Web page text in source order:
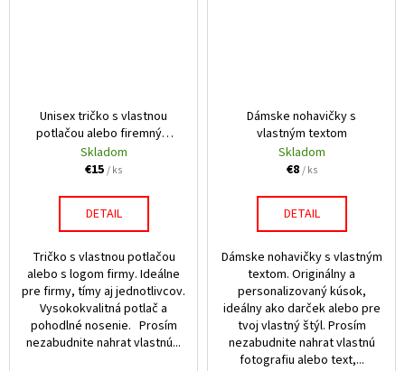
Unisex tričko s vlastnou
potlačou alebo firemným
logom
Skladom
€15/ ks
DETAIL
Tričko s vlastnou potlačou
alebo s logom firmy. Ideálne
pre firmy, tímy aj jednotlivcov.
Vysokokvalitná potlač a
pohodlné nosenie. Prosím
nezabudnite nahrat vlastnú...
Dámske nohavičky s
vlastným textom
Skladom
€8/ ks
DETAIL
Dámske nohavičky s vlastným
textom. Originálny a
personalizovaný kúsok,
ideálny ako darček alebo pre
tvoj vlastný štýl. Prosím
nezabudnite nahrat vlastnú
fotografiu alebo text,...